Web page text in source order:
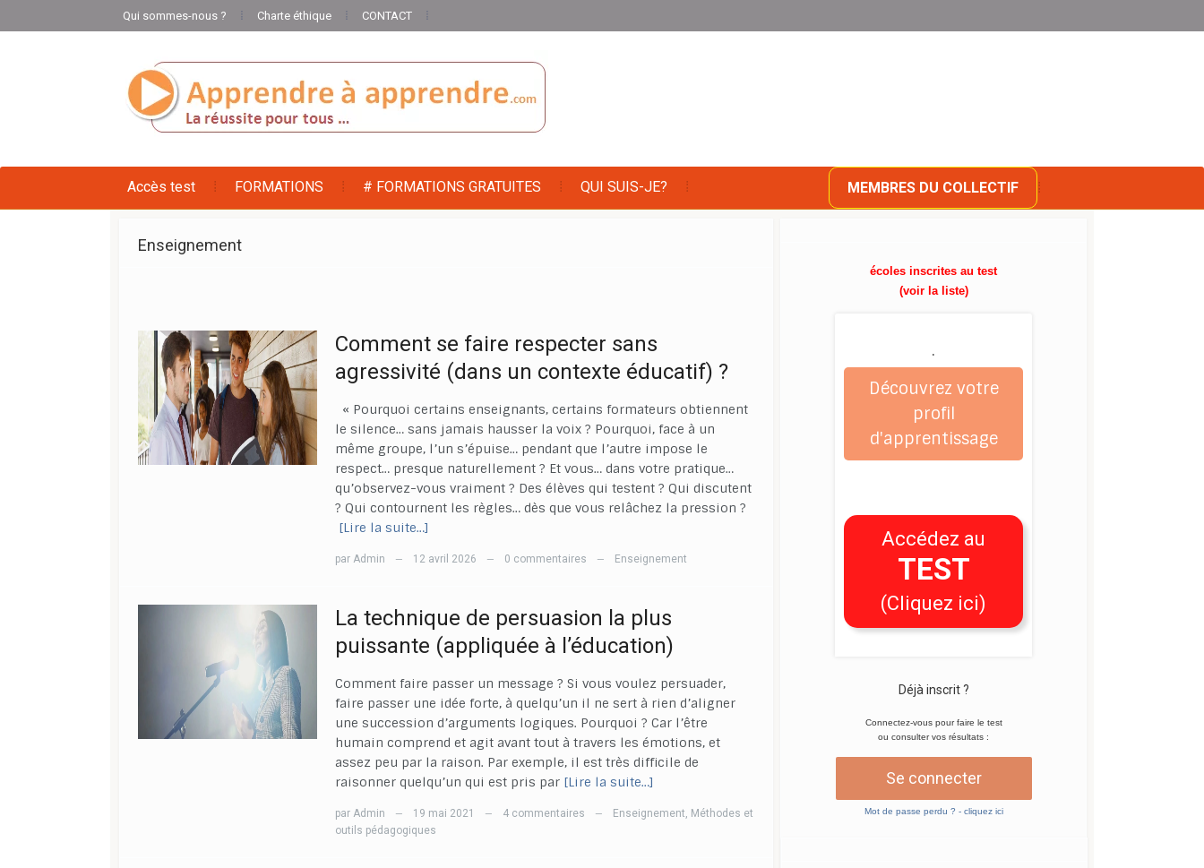
Qui sommes-nous ? Charte éthique CONTACT
Accès test FORMATIONS # FORMATIONS GRATUITES QUI SUIS-JE? MEMBRES DU COLLECTIF
Enseignement
Comment se faire respecter sans
agressivité (dans un contexte éducatif) ?
« Pourquoi certains enseignants, certains formateurs obtiennent
le silence… sans jamais hausser la voix ? Pourquoi, face à un
même groupe, l’un s’épuise… pendant que l’autre impose le
respect… presque naturellement ? Et vous… dans votre pratique…
qu’observez-vous vraiment ? Des élèves qui testent ? Qui discutent
? Qui contournent les règles… dès que vous relâchez la pression ?
[Lire la suite…]
par Admin — 12 avril 2026 — 0 commentaires — Enseignement
La technique de persuasion la plus
puissante (appliquée à l’éducation)
Comment faire passer un message ? Si vous voulez persuader,
faire passer une idée forte, à quelqu’un il ne sert à rien d’aligner
une succession d’arguments logiques. Pourquoi ? Car l’être
humain comprend et agit avant tout à travers les émotions, et
assez peu par la raison. Par exemple, il est très difficile de
raisonner quelqu’un qui est pris par [Lire la suite…]
par Admin — 19 mai 2021 — 4 commentaires — Enseignement, Méthodes et
outils pédagogiques
écoles inscrites au test
(voir la liste)
.
Découvrez votre
profil
d'apprentissage
Accédez au
TEST
(Cliquez ici)
Déjà inscrit ?
Connectez-vous pour faire le test
ou consulter vos résultats :
Se connecter
Mot de passe perdu ? - cliquez ici